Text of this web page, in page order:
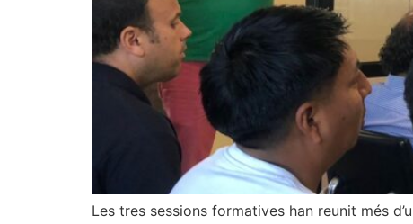
Les tres sessions formatives han reunit més